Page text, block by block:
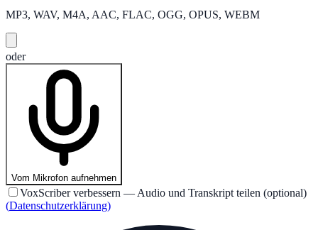
MP3, WAV, M4A, AAC, FLAC, OGG, OPUS, WEBM
oder
Vom Mikrofon aufnehmen
VoxScriber verbessern — Audio und Transkript teilen (optional)
(Datenschutzerklärung)